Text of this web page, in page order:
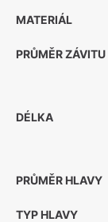
MATERIÁL
PRŮMĚR ZÁVITU
DÉLKA
PRŮMĚR HLAVY
TYP HLAVY